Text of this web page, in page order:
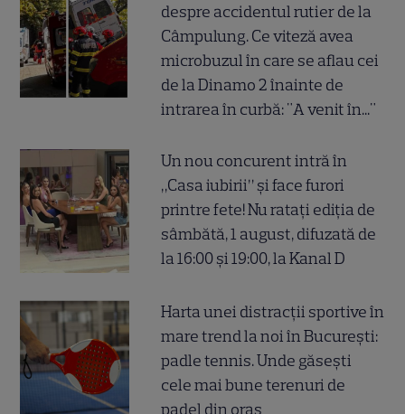
despre accidentul rutier de la
Câmpulung. Ce viteză avea
microbuzul în care se aflau cei
de la Dinamo 2 înainte de
intrarea în curbă: "A venit în..."
Un nou concurent intră în
„Casa iubirii” și face furori
printre fete! Nu ratați ediția de
sâmbătă, 1 august, difuzată de
la 16:00 și 19:00, la Kanal D
Harta unei distracții sportive în
mare trend la noi în București:
padle tennis. Unde găsești
cele mai bune terenuri de
padel din oraș